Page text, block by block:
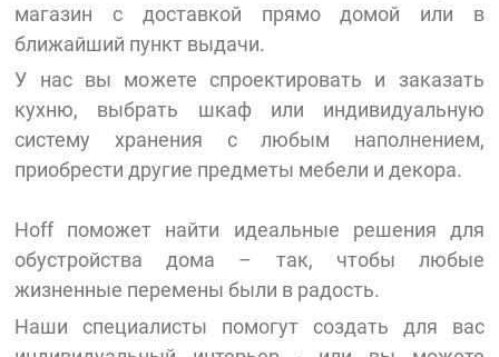
магазин с доставкой прямо домой или в
ближайший пункт выдачи.
У нас вы можете спроектировать и заказать
кухню, выбрать шкаф или индивидуальную
систему хранения с любым наполнением,
приобрести другие предметы мебели и декора.
Hoff поможет найти идеальные решения для
обустройства дома – так, чтобы любые
жизненные перемены были в радость.
Наши специалисты помогут создать для вас